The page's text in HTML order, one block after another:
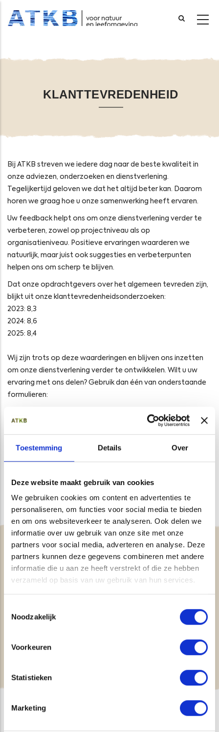
Toestemming Details Over
Deze website maakt gebruik van cookies
We gebruiken cookies om content en advertenties te
personaliseren, om functies voor social media te bieden
en om ons websiteverkeer te analyseren. Ook delen we
informatie over uw gebruik van onze site met onze
partners voor social media, adverteren en analyse. Deze
partners kunnen deze gegevens combineren met andere
informatie die u aan ze heeft verstrekt of die ze hebben
verzameld op basis van uw gebruik van hun services.
Noodzakelijk
Voorkeuren
Statistieken
Marketing
naar
KLANTTEVREDENHEID
Bij ATKB streven we iedere dag naar de beste kwaliteit in
onze adviezen, onderzoeken en dienstverlening.
Tegelijkertijd geloven we dat het altijd beter kan. Daarom
horen we graag hoe u onze samenwerking heeft ervaren.
Uw feedback helpt ons om onze dienstverlening verder te
verbeteren, zowel op projectniveau als op
organisatieniveau. Positieve ervaringen waarderen we
natuurlijk, maar juist ook suggesties en verbeterpunten
helpen ons om scherp te blijven.
Dat onze opdrachtgevers over het algemeen tevreden zijn,
blijkt uit onze klanttevredenheidsonderzoeken:
2023: 8,3
2024: 8,6
2025: 8,4
Wij zijn trots op deze waarderingen en blijven ons inzetten
om onze dienstverlening verder te ontwikkelen. Wilt u uw
ervaring met ons delen? Gebruik dan één van onderstaande
formulieren:
project
dienstverlening:
Evaluatieformulier algemeen
Alvast hartelijk dank voor uw bijdrage aan het verbeteren
ONZE DIENSTEN
ATKB is als adviesbureau met kennis
uitstek de partner voor het uitvoeren